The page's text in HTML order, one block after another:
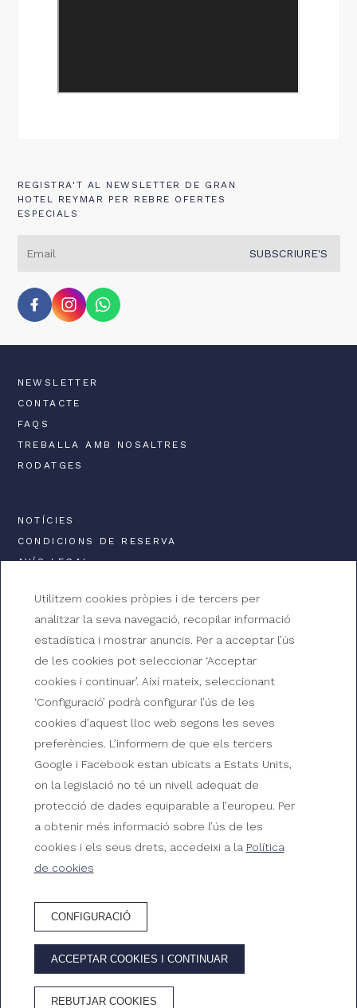
REGISTRA'T AL NEWSLETTER DE GRAN
HOTEL REYMAR PER REBRE OFERTES
ESPECIALS
SUBSCRIURE'S
NEWSLETTER
CONTACTE
FAQS
TREBALLA AMB NOSALTRES
RODATGES
NOTÍCIES
CONDICIONS DE RESERVA
AVÍS LEGAL
POLÍTICA DE COOKIES
GRAN HOTEL
REYMAR
Av. Mar Menuda, s/n, 17320 Tossa de Mar, Girona
+34 972 340 312
reserves@ghreymar.com
HG-000174
© 2026 Gran Hotel Reymar
Desenvolupat perGNA Hotel Solutions
Utilitzem cookies pròpies i de tercers per
analitzar la seva navegació, recopilar informació
estadística i mostrar anuncis. Per a acceptar l’ús
de les cookies pot seleccionar ‘Acceptar
cookies i continuar’. Així mateix, seleccionant
‘Configuració’ podrà configurar l’ús de les
cookies d’aquest lloc web segons les seves
preferències. L’informem de que els tercers
Google i Facebook estan ubicats a Estats Units,
on la legislació no té un nivell adequat de
protecció de dades equiparable a l’europeu. Per
a obtenir més informació sobre l’ús de les
cookies i els seus drets, accedeixi a la Política
de cookies
CONFIGURACIÓ
ACCEPTAR COOKIES I CONTINUAR
REBUTJAR COOKIES